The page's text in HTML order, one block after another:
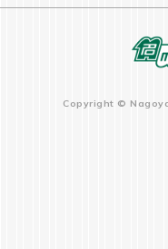
Copyright ©